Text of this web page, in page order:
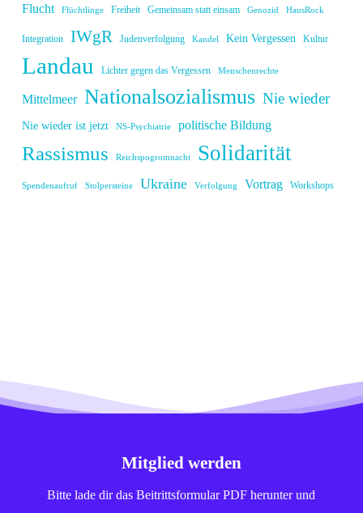
Flucht Flüchtlinge Freiheit Gemeinsam statt einsam Genozid HausRock
Integration IWgR Judenverfolgung Kandel Kein Vergessen Kultur
Landau Lichter gegen das Vergessen Menschenrechte
Mittelmeer Nationalsozialismus Nie wieder
Nie wieder ist jetzt NS-Psychiatrie politische Bildung
Rassismus Reichspogromnacht Solidarität
Spendenaufruf Stolpersteine Ukraine Verfolgung Vortrag Workshops
Mitglied werden
Bitte lade dir das Beitrittsformular PDF herunter und